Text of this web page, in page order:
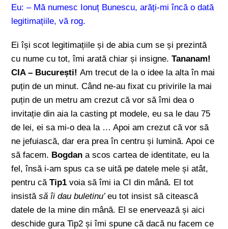
Eu: – Mă numesc Ionuț Bunescu, arăți-mi încă o dată
legitimațiile, vă rog.
Ei își scot legitimațiile și de abia cum se și prezintă
cu nume cu tot, îmi arată chiar și insigne.Tananam!
CIA – București!Am trecut de la o idee la alta în mai
puțin de un minut. Când ne-au fixat cu privirile la mai
puțin de un metru am crezut că vor să îmi dea o
invitație din aia la casting pt modele, eu sa le dau 75
de lei, ei sa mi-o dea la … Apoi am crezut că vor să
ne jefuiască, dar era prea în centru și lumină. Apoi ce
să facem. Bogdan a scos cartea de identitate, eu la
fel, însă i-am spus ca se uită pe datele mele și atât,
pentru căTip1 voia să îmi ia CI din mână. El tot
insistăsă îi dau buletinu’eu tot insist să citească
datele de la mine din mână. El se enervează și aici
deschide gura Tip2 și îmi spune că dacă nu facem ce